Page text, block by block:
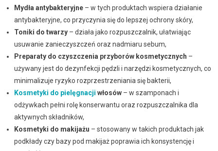
Mydła antybakteryjne– w tych produktach wspiera działanie
antybakteryjne, co przyczynia się do lepszej ochrony skóry,
Toniki do twarzy– działa jako rozpuszczalnik, ułatwiając
usuwanie zanieczyszczeń oraz nadmiaru sebum,
Preparaty do czyszczenia przyborów kosmetycznych –
używany jest do dezynfekcji pędzli i narzędzi kosmetycznych, co
minimalizuje ryzyko rozprzestrzeniania się bakterii,
Kosmetyki do pielęgnacji włosów– w szamponach i
odżywkach pełni rolę konserwantu oraz rozpuszczalnika dla
aktywnych składników,
Kosmetyki do makijażu – stosowany w takich produktach jak
podkłady czy bazy pod makijaż poprawia ich konsystencję i